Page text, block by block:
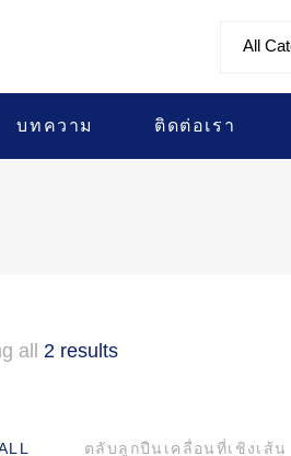
All
บทความ ติดต่อเรา
all 2 results
ตลับลูกปืนเคลื่อนที่เชิงเส้น